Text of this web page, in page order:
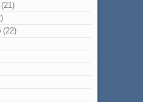
(22)